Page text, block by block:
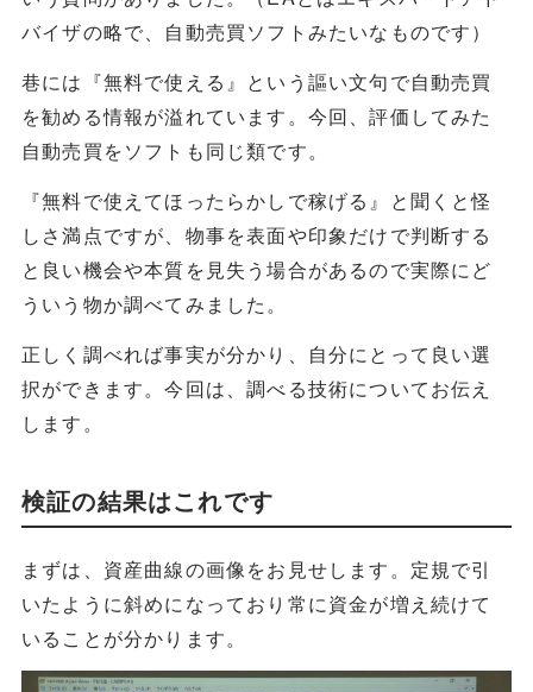
バイザの略で、自動売買ソフトみたいなものです）
巷には『無料で使える』という謳い文句で自動売買
を勧める情報が溢れています。今回、評価してみた
自動売買をソフトも同じ類です。
『無料で使えてほったらかしで稼げる』と聞くと怪
しさ満点ですが、物事を表面や印象だけで判断する
と良い機会や本質を見失う場合があるので実際にど
ういう物か調べてみました。
正しく調べれば事実が分かり、自分にとって良い選
択ができます。今回は、調べる技術についてお伝え
します。
検証の結果はこれです
まずは、資産曲線の画像をお見せします。定規で引
いたように斜めになっており常に資金が増え続けて
いることが分かります。